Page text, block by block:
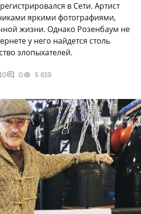
в Сети. Артист
яркими фотографиями,
жизни. Однако Розенбаум не
у него найдется столь
злопыхателей.
0 5 619